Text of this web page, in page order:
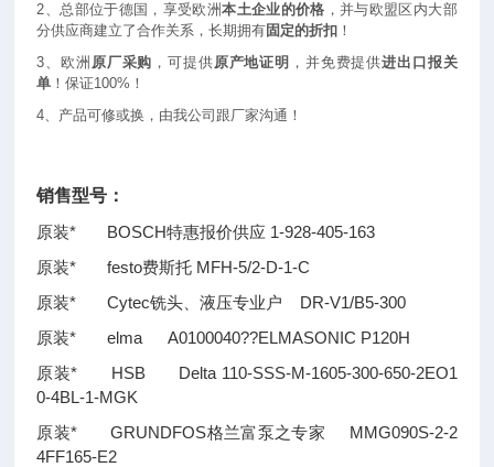
2、总部位于德国，享受欧洲本土企业的价格 ，并与欧盟区内大部
分供应商建立了合作关系，长期拥有固定的折扣 ！
3、欧洲 原厂采购 ，可提供原产地证明 ，并免费提供进出口报关
单 ！保证100%！
4、产品可修或换，由我公司跟厂家沟通！
销售型号：
原装* BOSCH特惠报价供应 1-928-405-163
原装* festo费斯托 MFH-5/2-D-1-C
原装* Cytec铣头、液压专业户 DR-V1/B5-300
原装* elma A0100040??ELMASONIC P120H
原装* HSB Delta 110-SSS-M-1605-300-650-2EO1
0-4BL-1-MGK
原装* GRUNDFOS格兰富泵之专家 MMG090S-2-2
4FF165-E2